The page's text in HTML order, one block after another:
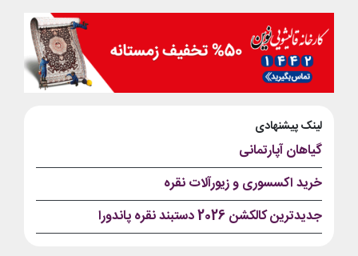
لینک پیشنهادی
گیاهان آپارتمانی
خرید اکسسوری و زیورآلات نقره
جدیدترین کالکشن 2026 دستبند نقره پاندورا